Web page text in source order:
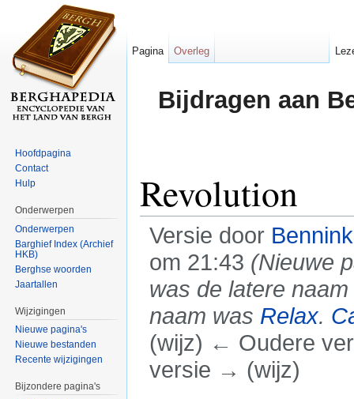
Bijdragen aan
Revolution
Versie door
om 21:43 (Nieuwe
was de latere
naam was Relax.
(wijz) ← Oudere
versie → (wijz)
Pagina Overleg
Hoofdpagina
Contact
Hulp
Onderwerpen
Onderwerpen
Barghief Index (Archief
HKB)
Berghse woorden
Jaartallen
Wijzigingen
Nieuwe pagina's
Nieuwe bestanden
Recente wijzigingen
Bijzondere pagina's